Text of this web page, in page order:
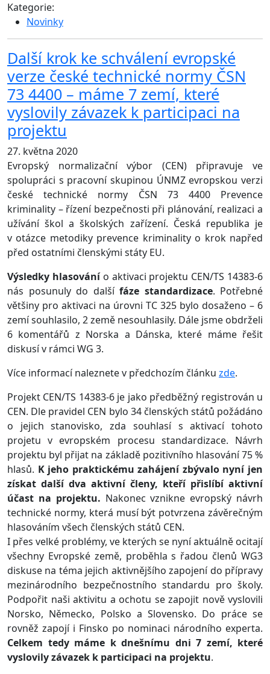
Kategorie:
Novinky
Další krok ke schválení evropské
verze české technické normy ČSN
73 4400 – máme 7 zemí, které
vyslovily závazek k participaci na
projektu
27. května 2020
Evropský normalizační výbor (CEN) připravuje ve
spolupráci s pracovní skupinou ÚNMZ evropskou verzi
české technické normy ČSN 73 4400 Prevence
kriminality – řízení bezpečnosti při plánování, realizaci a
užívání škol a školských zařízení. Česká republika je
v otázce metodiky prevence kriminality o krok napřed
před ostatními členskými státy EU.
Výsledky hlasovánío aktivaci projektu CEN/TS 14383-6
nás posunuly do další fáze standardizace. Potřebné
většiny pro aktivaci na úrovni TC 325 bylo dosaženo – 6
zemí souhlasilo, 2 země nesouhlasily. Dále jsme obdrželi
6 komentářů z Norska a Dánska, které máme řešit
diskusí v rámci WG 3.
Více informací naleznete v předchozím článku zde.
Projekt CEN/TS 14383-6 je jako předběžný registrován u
CEN. Dle pravidel CEN bylo 34 členských států požádáno
o jejich stanovisko, zda souhlasí s aktivací tohoto
projetu v evropském procesu standardizace. Návrh
projektu byl přijat na základě pozitivního hlasování 75 %
hlasů. K jeho praktickému zahájení zbývalo nyní jen
získat další dva aktivní členy, kteří přislíbí aktivní
účast na projektu. Nakonec vznikne evropský návrh
technické normy, která musí být potvrzena závěrečným
hlasováním všech členských států CEN.
I přes velké problémy, ve kterých se nyní aktuálně ocitají
všechny Evropské země, proběhla s řadou členů WG3
diskuse na téma jejich aktivnějšího zapojení do přípravy
mezinárodního bezpečnostního standardu pro školy.
Podpořit naši aktivitu a ochotu se zapojit nově vyslovili
Norsko, Německo, Polsko a Slovensko. Do práce se
rovněž zapojí i Finsko po nominaci národního experta.
Celkem tedy máme k dnešnímu dni 7 zemí, které
vyslovily závazek k participaci na projektu.